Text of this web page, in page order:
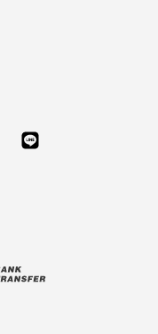
Whatsapp